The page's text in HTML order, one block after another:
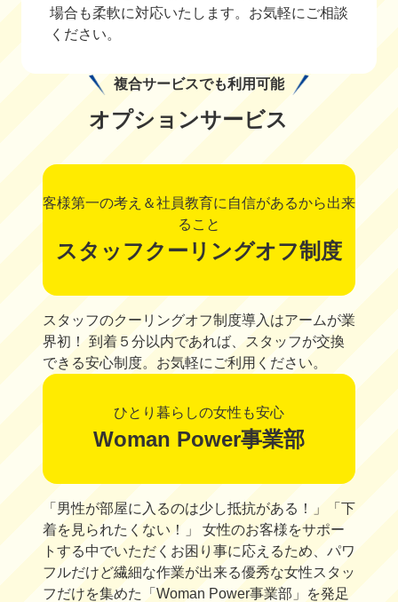
場合も柔軟に対応いたします。お気軽にご相談
ください。
複合サービスでも利用可能
オプションサービス
客様第一の考え＆社員教育に自信があるから出来
ること
スタッフクーリングオフ制度
スタッフのクーリングオフ制度導入はアームが業
界初！ 到着５分以内であれば、スタッフが交換
できる安心制度。お気軽にご利用ください。
ひとり暮らしの女性も安心
Woman Power事業部
「男性が部屋に入るのは少し抵抗がある！」「下
着を見られたくない！」 女性のお客様をサポー
トする中でいただくお困り事に応えるため、パワ
フルだけど繊細な作業が出来る優秀な女性スタッ
フだけを集めた「Woman Power事業部」を発足